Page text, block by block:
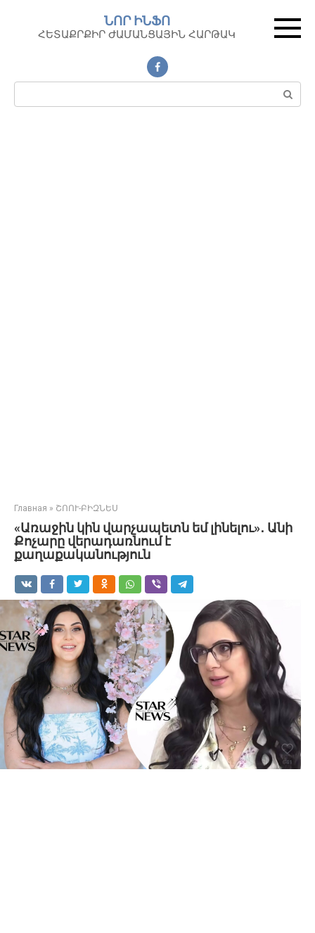
контенту
ՆՈՐ ԻՆՖՈ
ՀԵՏԱՔՐՔԻՐ ԺԱՄԱՆՑԱՅԻՆ ՀԱՐԹԱԿ
Поиск:
Главная » ՇՈՈՒ-ԲԻԶՆԵՍ
«Առաջին կին վարչապետն եմ լինելու»․ Անի
Քոչարը վերադառնում է
քաղաքականություն